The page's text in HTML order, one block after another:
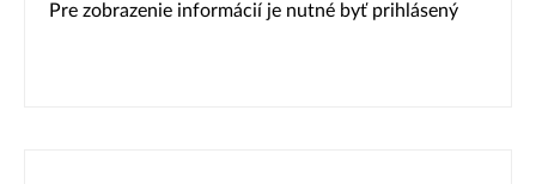
Pre zobrazenie informácií je nutné byť prihlásený